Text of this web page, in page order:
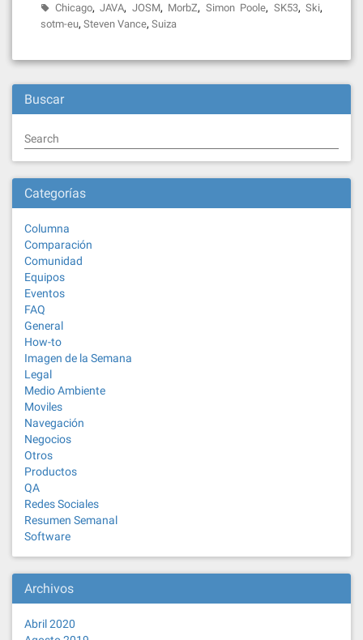
Chicago, JAVA, JOSM, MorbZ, Simon Poole, SK53, Ski,
sotm-eu, Steven Vance, Suiza
Buscar
Search
Categorías
Columna
Comparación
Comunidad
Equipos
Eventos
FAQ
General
How-to
Imagen de la Semana
Legal
Medio Ambiente
Moviles
Navegación
Negocios
Otros
Productos
QA
Redes Sociales
Resumen Semanal
Software
Archivos
Abril 2020